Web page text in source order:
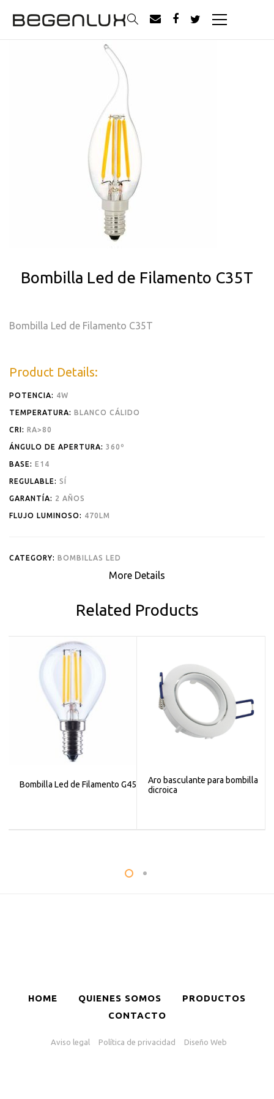
Bombilla Led de Filamento C35T
Bombilla Led de Filamento C35T
Product Details:
POTENCIA: 4W
TEMPERATURA: BLANCO CÁLIDO
CRI: RA>80
ÁNGULO DE APERTURA: 360º
BASE: E14
REGULABLE: SÍ
GARANTÍA: 2 AÑOS
FLUJO LUMINOSO: 470LM
CATEGORY: BOMBILLAS LED
More Details
Related Products
Bombilla Led de Filamento G45
Aro basculante para bombilla
dicroica
HOME QUIENES SOMOS
PRODUCTOS
CONTACTO
Aviso legal Política de privacidad Diseño Web